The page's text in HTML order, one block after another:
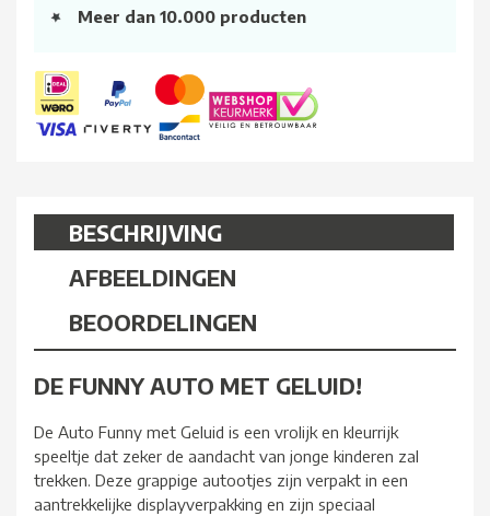
Meer dan 10.000 producten
BESCHRIJVING
AFBEELDINGEN
BEOORDELINGEN
DE FUNNY AUTO MET GELUID!
De Auto Funny met Geluid is een vrolijk en kleurrijk
speeltje dat zeker de aandacht van jonge kinderen zal
trekken. Deze grappige autootjes zijn verpakt in een
aantrekkelijke displayverpakking en zijn speciaal